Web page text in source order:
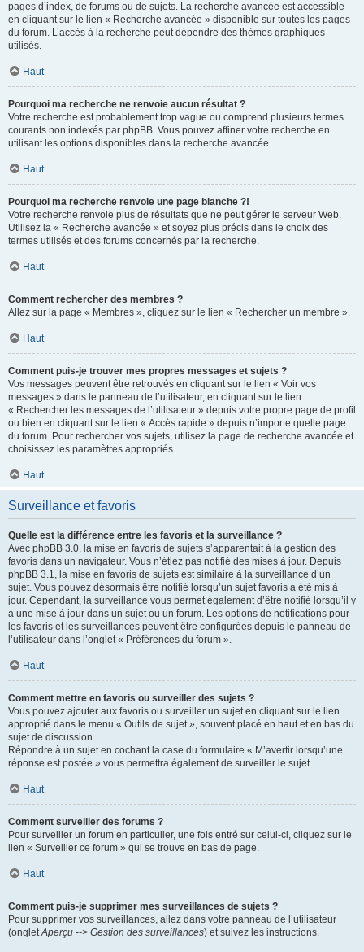
pages d’index, de forums ou de sujets. La recherche avancée est accessible
en cliquant sur le lien « Recherche avancée » disponible sur toutes les pages
du forum. L’accès à la recherche peut dépendre des thèmes graphiques
utilisés.
Haut
Pourquoi ma recherche ne renvoie aucun résultat ?
Votre recherche est probablement trop vague ou comprend plusieurs termes
courants non indexés par phpBB. Vous pouvez affiner votre recherche en
utilisant les options disponibles dans la recherche avancée.
Haut
Pourquoi ma recherche renvoie une page blanche ?!
Votre recherche renvoie plus de résultats que ne peut gérer le serveur Web.
Utilisez la « Recherche avancée » et soyez plus précis dans le choix des
termes utilisés et des forums concernés par la recherche.
Haut
Comment rechercher des membres ?
Allez sur la page « Membres », cliquez sur le lien « Rechercher un membre ».
Haut
Comment puis-je trouver mes propres messages et sujets ?
Vos messages peuvent être retrouvés en cliquant sur le lien « Voir vos
messages » dans le panneau de l’utilisateur, en cliquant sur le lien
« Rechercher les messages de l’utilisateur » depuis votre propre page de profil
ou bien en cliquant sur le lien « Accès rapide » depuis n’importe quelle page
du forum. Pour rechercher vos sujets, utilisez la page de recherche avancée et
choisissez les paramètres appropriés.
Haut
Surveillance et favoris
Quelle est la différence entre les favoris et la surveillance ?
Avec phpBB 3.0, la mise en favoris de sujets s’apparentait à la gestion des
favoris dans un navigateur. Vous n’étiez pas notifié des mises à jour. Depuis
phpBB 3.1, la mise en favoris de sujets est similaire à la surveillance d’un
sujet. Vous pouvez désormais être notifié lorsqu’un sujet favoris a été mis à
jour. Cependant, la surveillance vous permet également d’être notifié lorsqu’il y
a une mise à jour dans un sujet ou un forum. Les options de notifications pour
les favoris et les surveillances peuvent être configurées depuis le panneau de
l’utilisateur dans l’onglet « Préférences du forum ».
Haut
Comment mettre en favoris ou surveiller des sujets ?
Vous pouvez ajouter aux favoris ou surveiller un sujet en cliquant sur le lien
approprié dans le menu « Outils de sujet », souvent placé en haut et en bas du
sujet de discussion.
Répondre à un sujet en cochant la case du formulaire « M’avertir lorsqu’une
réponse est postée » vous permettra également de surveiller le sujet.
Haut
Comment surveiller des forums ?
Pour surveiller un forum en particulier, une fois entré sur celui-ci, cliquez sur le
lien « Surveiller ce forum » qui se trouve en bas de page.
Haut
Comment puis-je supprimer mes surveillances de sujets ?
Pour supprimer vos surveillances, allez dans votre panneau de l’utilisateur
(ongletAperçu --> Gestion des surveillances) et suivez les instructions.